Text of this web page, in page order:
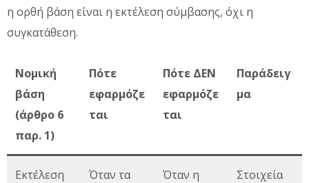
η ορθή βάση είναι η εκτέλεση σύμβασης, όχι η
συγκατάθεση.
Νομική
βάση
(άρθρο 6
παρ. 1)
Πότε
εφαρμόζε
ται
Πότε ΔΕΝ
εφαρμόζε
ται
Παράδειγ
μα
Εκτέλεση
Όταν τα
Όταν η
Στοιχεία